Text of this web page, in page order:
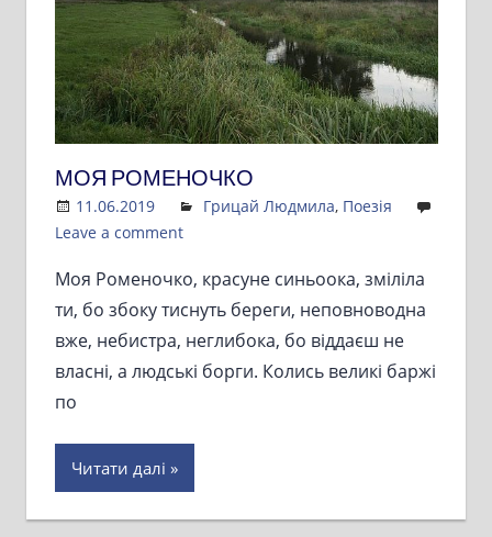
МОЯ РОМЕНОЧКО
11.06.2019 Admin
Грицай Людмила, Поезія
Leave a comment
Моя Роменочко, красуне синьоока, зміліла
ти, бо збоку тиснуть береги, неповноводна
вже, небистра, неглибока, бо віддаєш не
власні, а людські борги. Колись великі баржі
по
Читати далі